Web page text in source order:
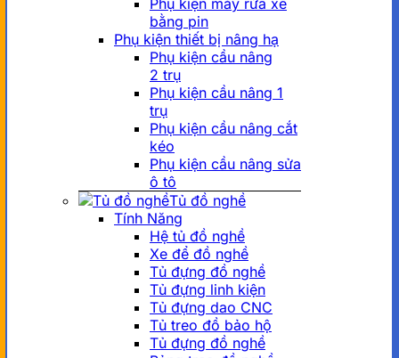
Phụ kiện máy rửa xe
bằng pin
Phụ kiện thiết bị nâng hạ
Phụ kiện cầu nâng
2 trụ
Phụ kiện cầu nâng 1
trụ
Phụ kiện cầu nâng cắt
kéo
Phụ kiện cầu nâng sửa
ô tô
Tủ đồ nghề
Tính Năng
Hệ tủ đồ nghề
Xe để đồ nghề
Tủ đựng đồ nghề
Tủ đựng linh kiện
Tủ đựng dao CNC
Tủ treo đồ bảo hộ
Tủ đựng đồ nghề